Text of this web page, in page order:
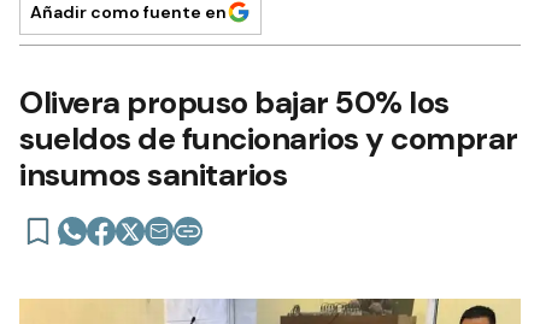
Añadir como fuente en
Olivera propuso bajar 50% los
sueldos de funcionarios y comprar
insumos sanitarios